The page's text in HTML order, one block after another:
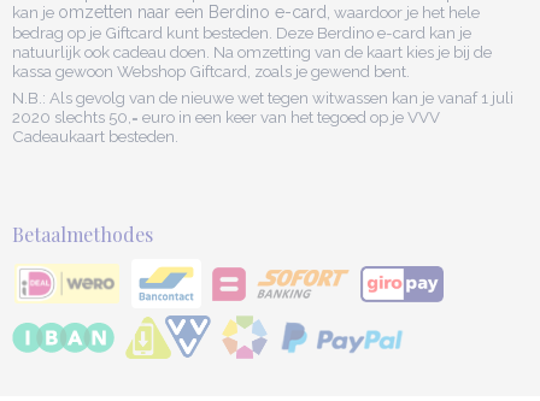
kan je omzetten naar een Berdino e-card, waardoor je het hele
bedrag op je Giftcard kunt besteden. Deze Berdino e-card kan je
natuurlijk ook cadeau doen. Na omzetting van de kaart kies je bij de
kassa gewoon Webshop Giftcard, zoals je gewend bent.
N.B.: Als gevolg van de nieuwe wet tegen witwassen kan je vanaf 1 juli
2020 slechts 50,= euro in een keer van het tegoed op je VVV
Cadeaukaart besteden.
Betaalmethodes